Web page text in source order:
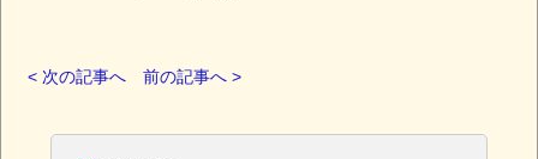
< 次の記事へ 前の記事へ >